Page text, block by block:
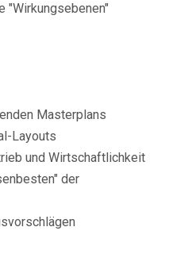
"Wirkungsebenen"
Masterplans
Layouts
und Wirtschaftlichkeit
der